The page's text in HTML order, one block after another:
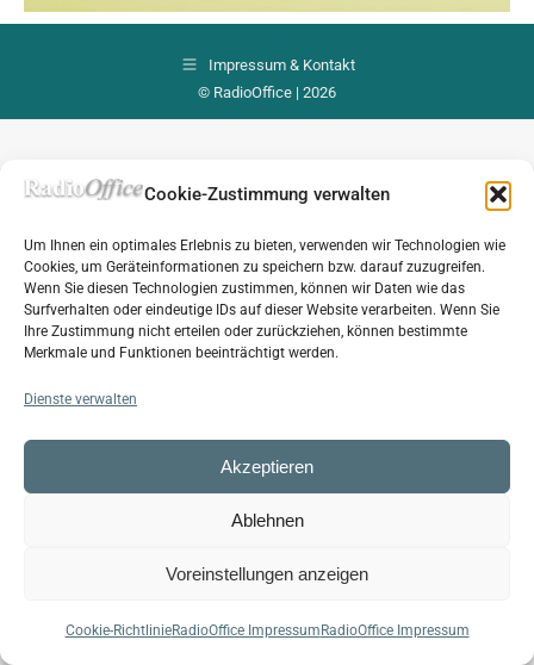
Cookie-Zustimmung verwalten
Um Ihnen ein optimales Erlebnis zu bieten, verwenden wir Technologien wie
Cookies, um Geräteinformationen zu speichern bzw. darauf zuzugreifen.
Wenn Sie diesen Technologien zustimmen, können wir Daten wie das
Surfverhalten oder eindeutige IDs auf dieser Website verarbeiten. Wenn Sie
Ihre Zustimmung nicht erteilen oder zurückziehen, können bestimmte
Merkmale und Funktionen beeinträchtigt werden.
Dienste verwalten
Akzeptieren
Ablehnen
Voreinstellungen anzeigen
Cookie-RichtlinieRadioOffice Impressum RadioOffice Impressum
Impressum & Kontakt
© RadioOffice | 2026